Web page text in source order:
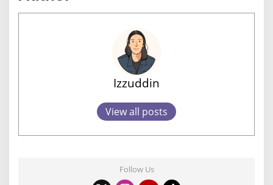
Izzuddin
View all posts
Follow Us